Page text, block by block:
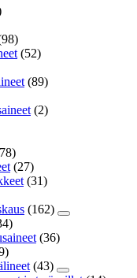
(52)
(89)
(2)
(27)
(31)
(162)
(36)
(43)